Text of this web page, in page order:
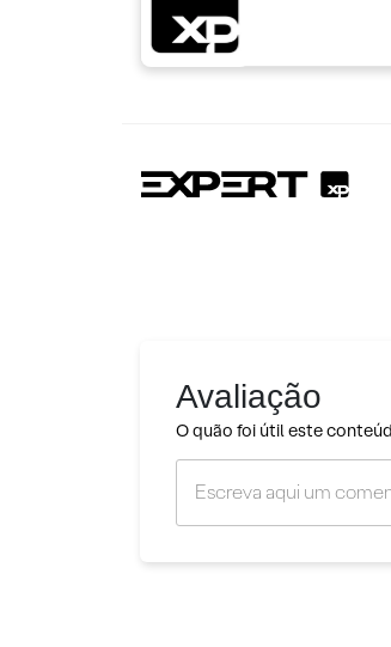
Avaliação
O quão foi útil este